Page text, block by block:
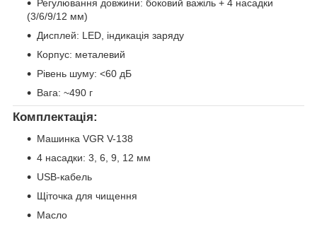
Регулювання довжини: боковий важіль + 4 насадки
(3/6/9/12 мм)
Дисплей: LED, індикація заряду
Корпус: металевий
Рівень шуму: <60 дБ
Вага: ~490 г
Комплектація:
Машинка VGR V-138
4 насадки: 3, 6, 9, 12 мм
USB-кабель
Щіточка для чищення
Масло